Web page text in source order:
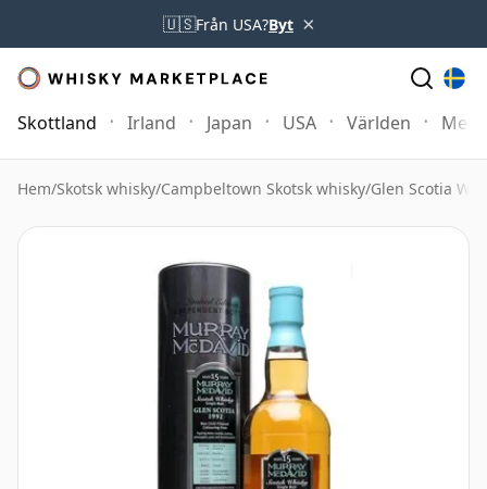
🇺🇸Från USA?Byt ×
Skottland Irland Japan USA Världen Mer
Hem/Skotsk whisky/Campbeltown Skotsk whisky/Glen Scotia